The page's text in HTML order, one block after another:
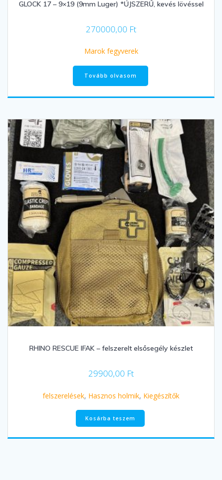
GLOCK 17 – 9×19 (9mm Luger) *ÚJSZERŰ, kevés lövéssel
270000,00 Ft
Marok fegyverek
Tovább olvasom
RHINO RESCUE IFAK – felszerelt elsősegély készlet
29900,00 Ft
felszerelések, Hasznos holmik, Kiegészítők
Kosárba teszem